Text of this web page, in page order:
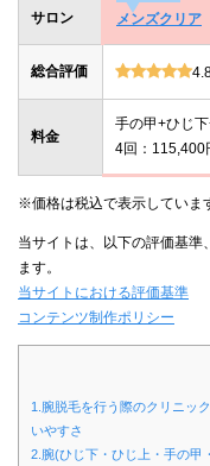
サロン
メンズクリア
総合評価
料金
手の甲+ひじ
4回：115,400
※価格は税込で表示していま
当サイトは、以下の評価基
ます。
当サイトにおける評価基準
コンテンツ制作ポリシー
1.腕脱毛を行う際のクリニッ
いやすさ
2.腕(ひじ下・ひじ上・手の甲